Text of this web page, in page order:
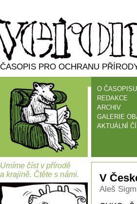
ČASOPIS PRO OCHRANU
O ČASOPISU
REDAKCE
ARCHIV
GALERIE
AKTUÁLNÍ
Umíme číst v přírodě
a krajině. Čtěte s námi.
V
Aleš